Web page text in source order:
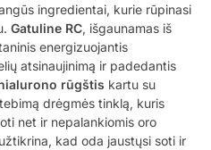
ingredientai, kurie rūpinasi
Gatuline RC, išgaunamas iš
energizuojantis
atsinaujinimą ir padedantis
rūgštis kartu su
drėgmės tinklą, kuris
net ir nepalankiomis oro
kad oda jaustųsi soti ir